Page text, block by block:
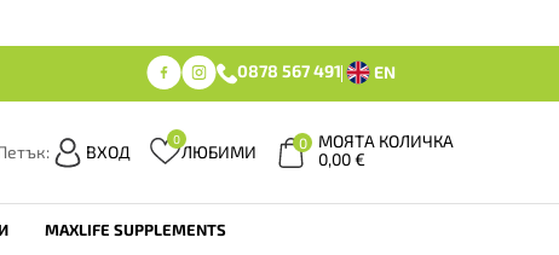
0878 567 491 EN
ВХОД
0
ЛЮБИМИ 0
МОЯТА КОЛИЧКА
0,00€
MAXLIFE SUPPLEMENTS